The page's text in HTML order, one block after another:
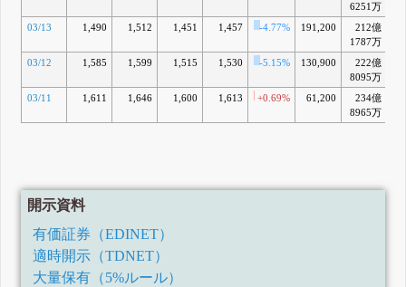
6251万
03/13 1,490 1,512 1,451 1,457 -4.77% 191,200
212億
1787万
03/12 1,585 1,599 1,515 1,530 -5.15% 130,900
222億
8095万
03/11 1,611 1,646 1,600 1,613 +0.69% 61,200
234億
8965万
開示資料
有価証券（EDINET）
適時開示（TDNET）
大量保有（5%ルール）